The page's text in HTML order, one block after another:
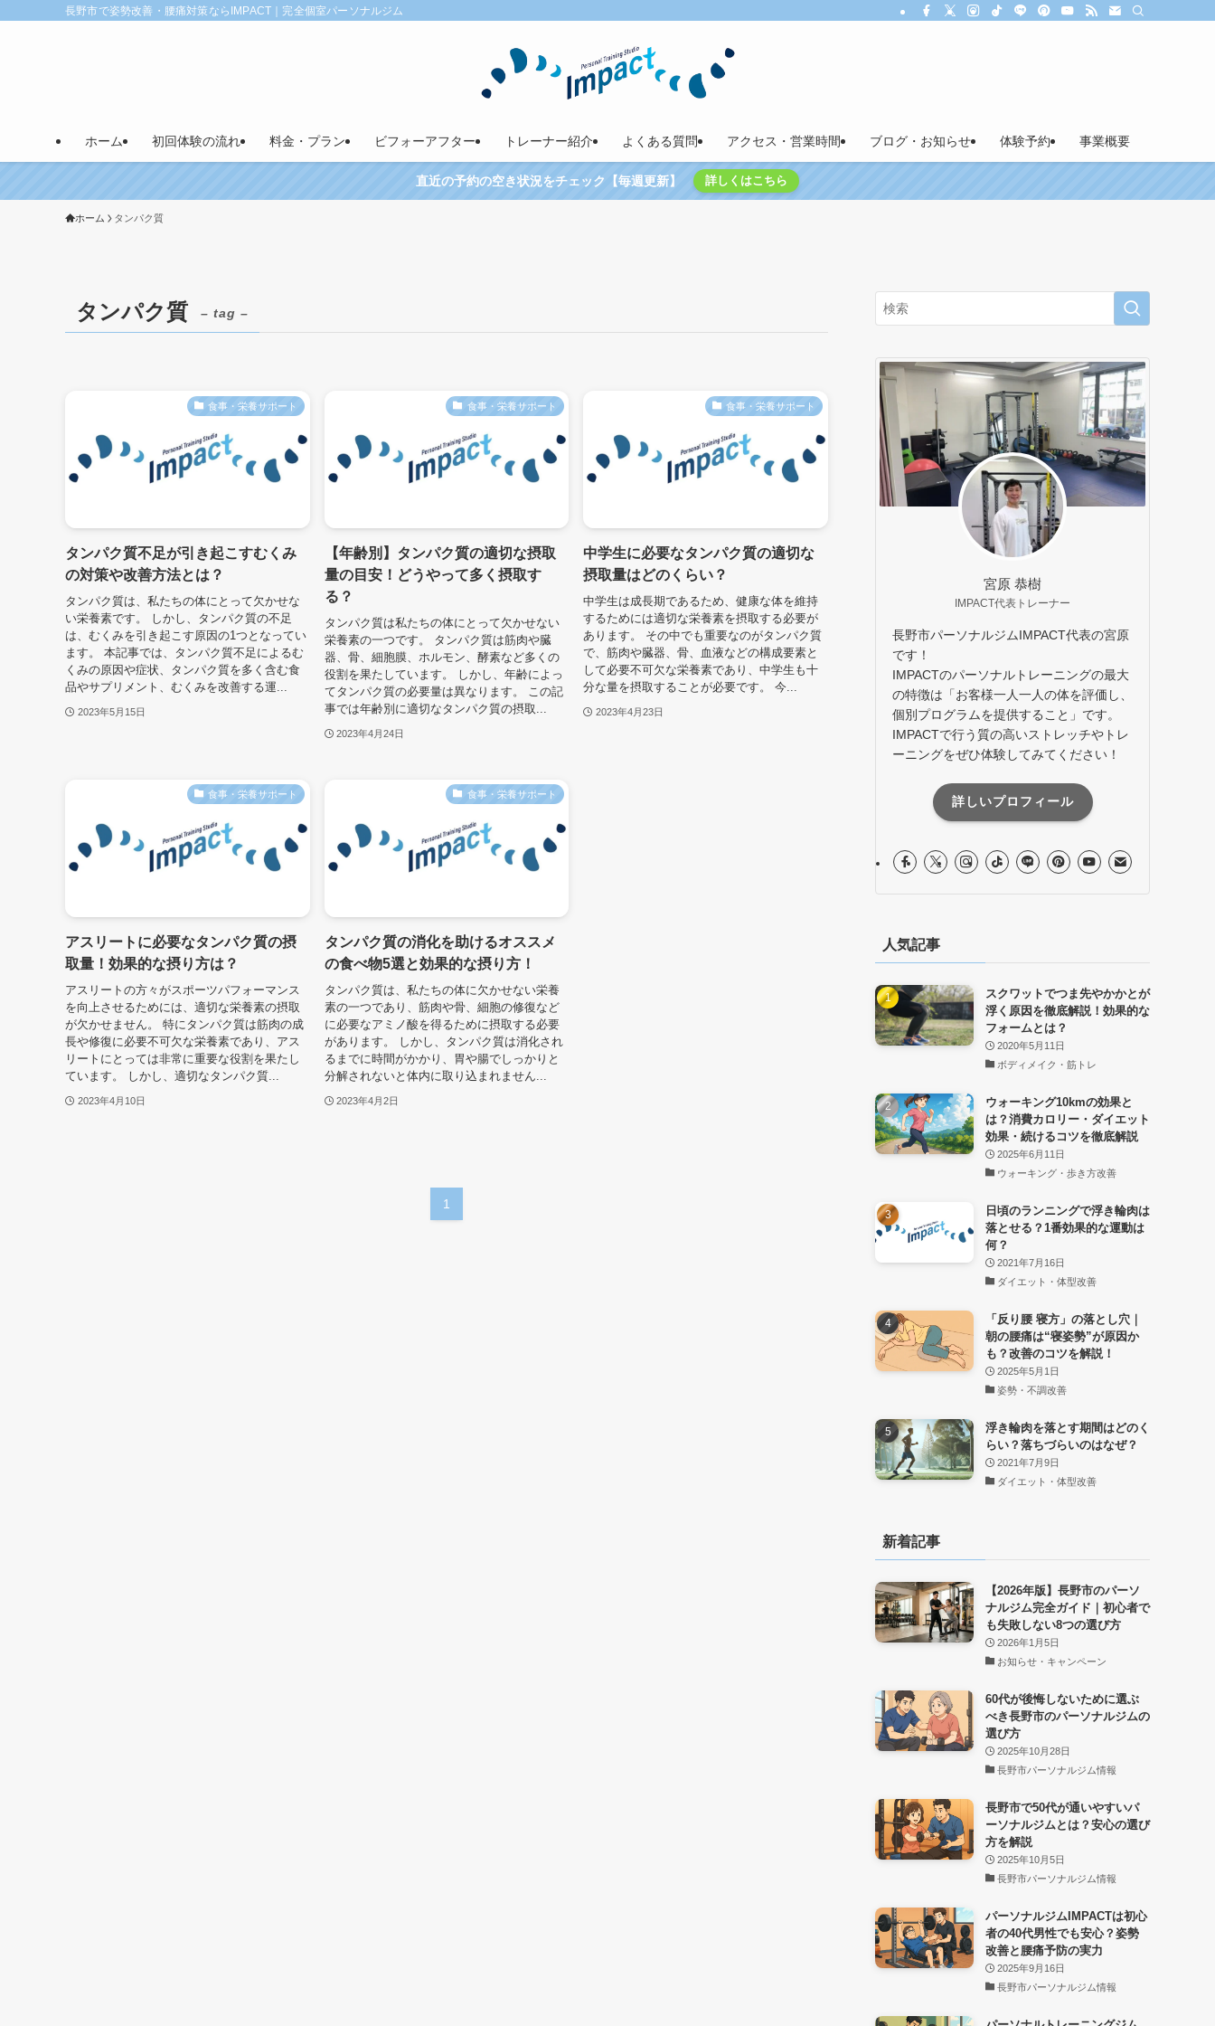
長野市で姿勢改善・腰痛対策ならIMPACT｜完全個室パーソナルジム
ホーム 初回体験の流れ 料金・プラン ビフォーアフター トレーナー紹介 よくある質問 アクセス・営業時間 ブログ・お知らせ 体験予約 事業概要
直近の予約の空き状況をチェック【毎週更新】 詳しくはこちら
ホーム タンパク質
タンパク質 – tag –
食事・栄養サポート
タンパク質不足が引き起こすむくみ
の対策や改善方法とは？
タンパク質は、私たちの体にとって欠かせな
い栄養素です。 しかし、タンパク質の不足
は、むくみを引き起こす原因の1つとなってい
ます。 本記事では、タンパク質不足によるむ
くみの原因や症状、タンパク質を多く含む食
品やサプリメント、むくみを改善する運...
2023年5月15日
食事・栄養サポート
【年齢別】タンパク質の適切な摂取
量の目安！どうやって多く摂取す
る？
タンパク質は私たちの体にとって欠かせない
栄養素の一つです。 タンパク質は筋肉や臓
器、骨、細胞膜、ホルモン、酵素など多くの
役割を果たしています。 しかし、年齢によっ
てタンパク質の必要量は異なります。 この記
事では年齢別に適切なタンパク質の摂取...
2023年4月24日
食事・栄養サポート
中学生に必要なタンパク質の適切な
摂取量はどのくらい？
中学生は成長期であるため、健康な体を維持
するためには適切な栄養素を摂取する必要が
あります。 その中でも重要なのがタンパク質
で、筋肉や臓器、骨、血液などの構成要素と
して必要不可欠な栄養素であり、中学生も十
分な量を摂取することが必要です。 今...
2023年4月23日
食事・栄養サポート
アスリートに必要なタンパク質の摂
取量！効果的な摂り方は？
アスリートの方々がスポーツパフォーマンス
を向上させるためには、適切な栄養素の摂取
が欠かせません。 特にタンパク質は筋肉の成
長や修復に必要不可欠な栄養素であり、アス
リートにとっては非常に重要な役割を果たし
ています。 しかし、適切なタンパク質...
2023年4月10日
食事・栄養サポート
タンパク質の消化を助けるオススメ
の食べ物5選と効果的な摂り方！
タンパク質は、私たちの体に欠かせない栄養
素の一つであり、筋肉や骨、細胞の修復など
に必要なアミノ酸を得るために摂取する必要
があります。 しかし、タンパク質は消化され
るまでに時間がかかり、胃や腸でしっかりと
分解されないと体内に取り込まれません...
2023年4月2日
1
宮原 恭樹
IMPACT代表トレーナー
長野市パーソナルジムIMPACT代表の宮原
です！
IMPACTのパーソナルトレーニングの最大
の特徴は「お客様一人一人の体を評価し、
個別プログラムを提供すること」です。
IMPACTで行う質の高いストレッチやトレ
ーニングをぜひ体験してみてください！
詳しいプロフィール
人気記事
スクワットでつま先やかかとが
浮く原因を徹底解説！効果的な
フォームとは？
2020年5月11日
ボディメイク・筋トレ
ウォーキング10kmの効果と
は？消費カロリー・ダイエット
効果・続けるコツを徹底解説
2025年6月11日
ウォーキング・歩き方改善
日頃のランニングで浮き輪肉は
落とせる？1番効果的な運動は
何？
2021年7月16日
ダイエット・体型改善
「反り腰 寝方」の落とし穴｜
朝の腰痛は“寝姿勢”が原因か
も？改善のコツを解説！
2025年5月1日
姿勢・不調改善
浮き輪肉を落とす期間はどのく
らい？落ちづらいのはなぜ？
2021年7月9日
ダイエット・体型改善
新着記事
【2026年版】長野市のパーソ
ナルジム完全ガイド｜初心者で
も失敗しない8つの選び方
2026年1月5日
お知らせ・キャンペーン
60代が後悔しないために選ぶ
べき長野市のパーソナルジムの
選び方
2025年10月28日
長野市パーソナルジム情報
長野市で50代が通いやすいパ
ーソナルジムとは？安心の選び
方を解説
2025年10月5日
長野市パーソナルジム情報
パーソナルジムIMPACTは初心
者の40代男性でも安心？姿勢
改善と腰痛予防の実力
2025年9月16日
長野市パーソナルジム情報